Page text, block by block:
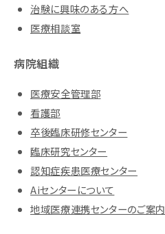
治験に興味のある方へ
医療相談室
病院組織
医療安全管理部
看護部
卒後臨床研修センター
臨床研究センター
認知症疾患医療センター
Aiセンターについて
地域医療連携センターのご案内